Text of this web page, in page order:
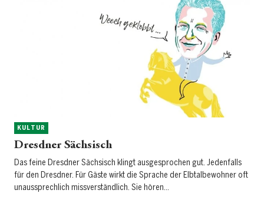
KULTUR
Dresdner Sächsisch
Das feine Dresdner Sächsisch klingt ausgesprochen gut. Jedenfalls
für den Dresdner. Für Gäste wirkt die Sprache der Elbtalbewohner oft
unaussprechlich missverständlich. Sie hören…